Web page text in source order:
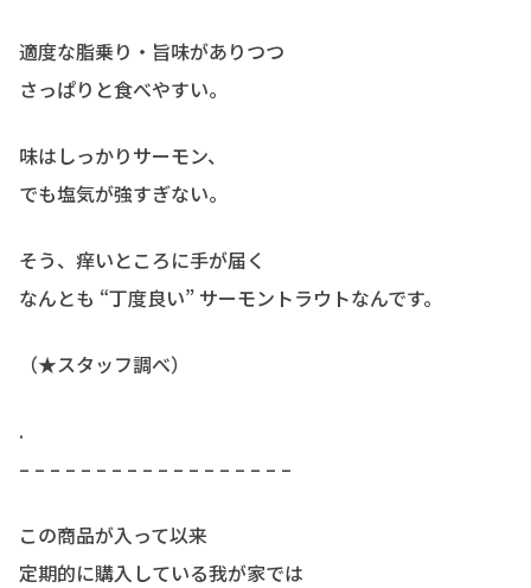
適度な脂乗り・旨味がありつつ
さっぱりと食べやすい。
味はしっかりサーモン、
でも塩気が強すぎない。
そう、痒いところに手が届く
なんとも “丁度良い” サーモントラウトなんです。
（★スタッフ調べ）
.
– – – – – – – – – – – – – – – – – –
この商品が入って以来
定期的に購入している我が家では